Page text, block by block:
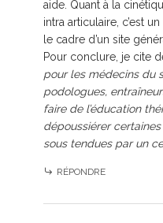
aide. Quant à la
intra articulaire, c’est
le cadre d’un site
Pour conclure, je cite
pour les médecins du
podologues,
faire de l’éducation
dépoussiérer
sous tendues par un
RÉPONDRE